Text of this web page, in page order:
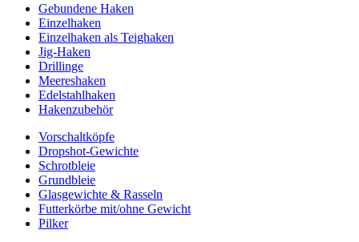
Gebundene Haken
Einzelhaken
Einzelhaken als Teighaken
Jig-Haken
Drillinge
Meereshaken
Edelstahlhaken
Hakenzubehör
Vorschaltköpfe
Dropshot-Gewichte
Schrotbleie
Grundbleie
Glasgewichte & Rasseln
Futterkörbe mit/ohne Gewicht
Pilker